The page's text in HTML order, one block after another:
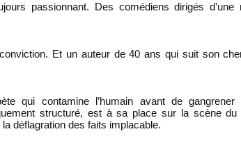
passionnant. Des comédiens dirigés
Et un auteur de 40 ans qui suit son
qui contamine l’humain avant de
structuré, est à sa place sur la scène du
déflagration des faits implacable.